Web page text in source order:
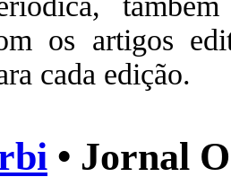
os artigos
cada edição.
• Jornal